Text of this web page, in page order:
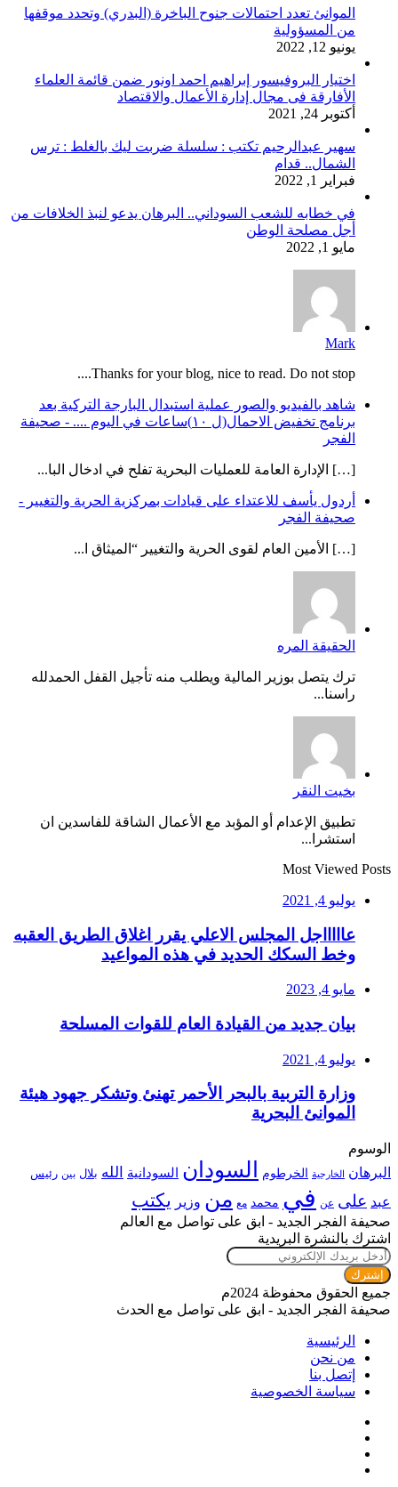
الموانئ تعدد احتمالات جنوح الباخرة (البدري) وتحدد موقفها
من المسؤولية
يونيو 12, 2022
اختيار البروفيسور إبراهيم احمد اونور ضمن قائمة العلماء
الأفارقة فى مجال إدارة الأعمال والاقتصاد
أكتوبر 24, 2021
سهير عبدالرحيم تكتب : سلسلة ضربت ليك بالغلط : ترس
الشمال.. قدام
فبراير 1, 2022
في خطابه للشعب السوداني.. البرهان يدعو لنبذ الخلافات من
أجل مصلحة الوطن
مايو 1, 2022
Mark
Thanks for your blog, nice to read. Do not stop....
شاهد بالفيديو والصور عملية استبدال البارجة التركية بعد
برنامج تخفيض الاحمال(ل ١٠)ساعات في اليوم .... - صحيفة
الفجر
[…] الإدارة العامة للعمليات البحرية تفلح في ادخال البا...
أردول يأسف للاعتداء على قيادات بمركزية الحرية والتغيير -
صحيفة الفجر
[…] الأمين العام لقوى الحرية والتغيير “الميثاق ا...
الحقيقة المره
ترك يتصل بوزير المالية ويطلب منه تأجيل القفل الحمدلله
راسنا...
بخيت النقر
تطبيق الإعدام أو المؤبد مع الأعمال الشاقة للفاسدين ان
استشرا...
Most Viewed Posts
يوليو 4, 2021
عاااااجل المجلس الاعلي يقرر اغلاق الطريق العقبه
وخط السكك الحديد في هذه المواعيد
مايو 4, 2023
بيان جديد من القيادة العام للقوات المسلحة
يوليو 4, 2021
وزارة التربية بالبحر الأحمر تهنئ وتشكر جهود هيئة
الموانئ البحرية
الوسوم
البرهان
الخارجية الخرطوم السودان السودانية الله بلال بين رئيس
عبد على عن في محمد مع من وزير يكتب
صحيفة الفجر الجديد - ابق على تواصل مع العالم
اشترك بالنشرة البريدية
أدخل
بريدك
الإلكتروني
جميع الحقوق محفوظة 2024م
صحيفة الفجر الجديد - ابق على تواصل مع الحدث
الرئيسية
من نحن
إتصل بنا
سياسة الخصوصية